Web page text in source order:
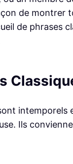
de montrer
de phrases
intemporels
Ils